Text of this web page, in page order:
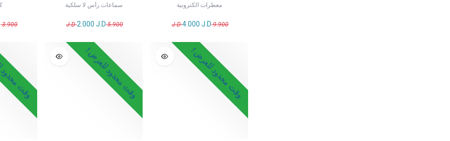
معطرات الكترونية
9.900
J.D
4.000 J.D
سماعات رأس لا سلكية
5.900
J.D
2.000 J.D
3.900
J.D
وقت محدود للعرض ! وقت محدود للعرض ! وقت